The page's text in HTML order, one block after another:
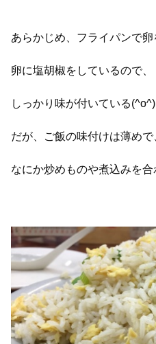
あらかじめ、フライパンで卵
卵に塩胡椒をしているので、
しっかり味が付いている(^o^)
だが、ご飯の味付けは薄めで
なにか炒めものや煮込みを合